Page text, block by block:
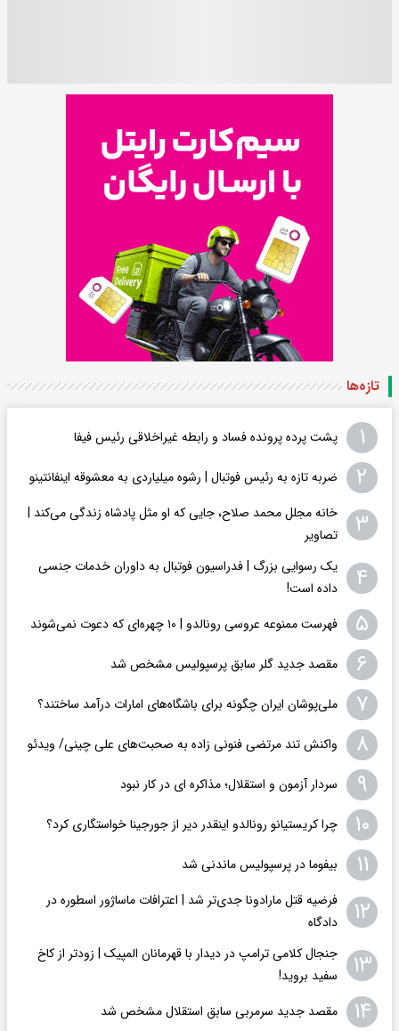
تازه‌ها
۱ پشت پرده پرونده فساد و رابطه غیراخلاقی‌ رئیس فیفا
۲ ضربه تازه به رئیس فوتبال | رشوه میلیاردی به معشوقه اینفانتینو
۳
خانه مجلل محمد صلاح، جایی که او مثل پادشاه زندگی می‌کند |
تصاویر
۴
یک رسوایی بزرگ | فدراسیون فوتبال به داوران خدمات جنسی
داده است!
۵ فهرست ممنوعه عروسی رونالدو | ۱۰ چهره‌ای که دعوت نمی‌شوند
۶ مقصد جدید گلر سابق پرسپولیس مشخص شد
۷ ملی‌پوشان ایران چگونه برای باشگاه‌های امارات درآمد ساختند؟
۸ واکنش تند مرتضی فنونی زاده به صحبت‌های علی چینی/ ویدئو
۹ سردار آزمون و استقلال؛ مذاکره ای در کار نبود
۱۰ چرا کریستیانو رونالدو اینقدر دیر از جورجینا خواستگاری کرد؟
۱۱ بیفوما در پرسپولیس ماندنی شد
۱۲
فرضیه قتل مارادونا جدی‌تر شد | اعترافات ماساژور اسطوره در
دادگاه
۱۳
جنجال کلامی ترامپ در دیدار با قهرمانان المپیک | زودتر از کاخ
سفید بروید!
۱۴ مقصد جدید سرمربی سابق استقلال مشخص شد